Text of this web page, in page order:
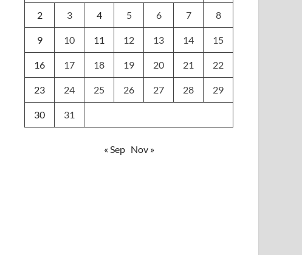
2 3 4 5 6 7 8
9 10 11 12 13 14 15
16 17 18 19 20 21 22
23 24 25 26 27 28 29
30 31
« Sep Nov »